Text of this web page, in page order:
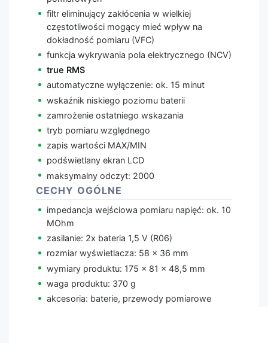
filtr eliminujący zakłócenia w wielkiej
częstotliwości mogący mieć wpływ na
dokładność pomiaru (VFC)
funkcja wykrywania pola elektrycznego (NCV)
true RMS
automatyczne wyłączenie: ok. 15 minut
wskaźnik niskiego poziomu baterii
zamrożenie ostatniego wskazania
tryb pomiaru względnego
zapis wartości MAX/MIN
podświetlany ekran LCD
maksymalny odczyt: 2000
CECHY OGÓLNE
impedancja wejściowa pomiaru napięć: ok. 10
MOhm
zasilanie: 2x bateria 1,5 V (R06)
rozmiar wyświetlacza: 58 x 36 mm
wymiary produktu: 175 x 81 x 48,5 mm
waga produktu: 370 g
akcesoria: baterie, przewody pomiarowe